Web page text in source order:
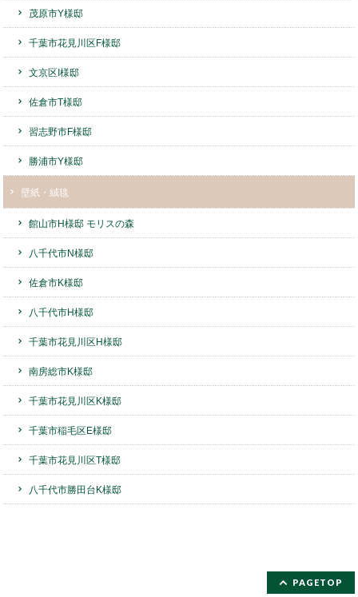
茂原市Y様邸
千葉市花見川区F様邸
文京区I様邸
佐倉市T様邸
習志野市F様邸
勝浦市Y様邸
壁紙・絨毯
館山市H様邸 モリスの森
八千代市N様邸
佐倉市K様邸
八千代市H様邸
千葉市花見川区H様邸
南房総市K様邸
千葉市花見川区K様邸
千葉市稲毛区E様邸
千葉市花見川区T様邸
八千代市勝田台K様邸
PAGETOP